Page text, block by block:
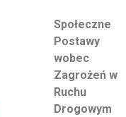
Społeczne
Postawy
wobec
Zagrożeń w
Ruchu
Drogowym